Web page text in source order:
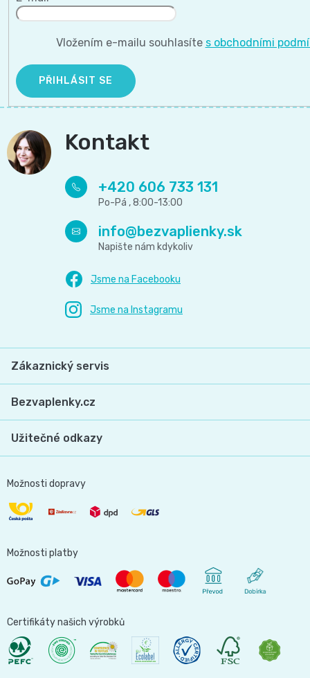
Vložením e-mailu souhlasíte s obchodními
PŘIHLÁSIT SE
Kontakt
info@bezvaplienky.sk
+420 606 733 131
Zákaznický servis
Bezvaplenky.cz
Užitečné odkazy
Možnosti dopravy
Možnosti platby
Certifikáty našich výrobků